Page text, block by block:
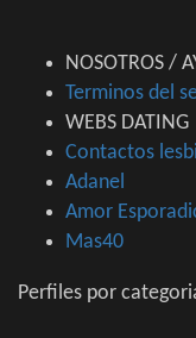
NOSOTROS /
Terminos del
WEBS DATING
Contactos
Adanel
Amor
Mas40
Perfiles por